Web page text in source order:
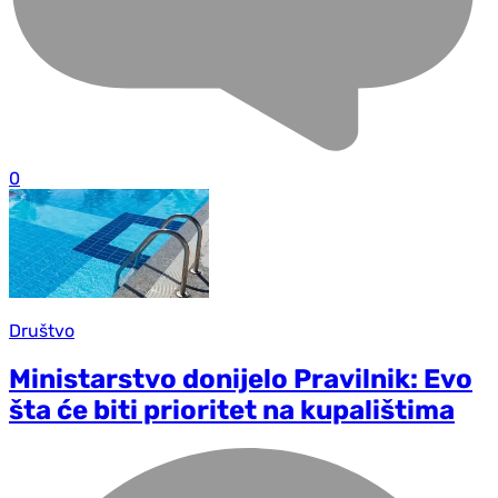
0
Društvo
Ministarstvo donijelo Pravilnik: Evo
šta će biti prioritet na kupalištima